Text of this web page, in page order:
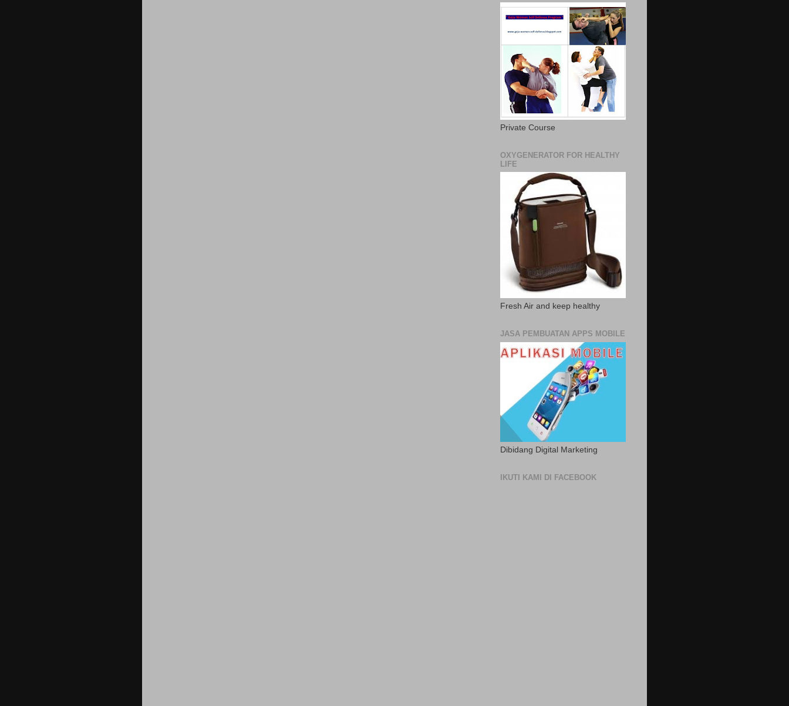
Private Course
OXYGENERATOR FOR HEALTHY
LIFE
Fresh Air and keep healthy
JASA PEMBUATAN APPS MOBILE
Dibidang Digital Marketing
IKUTI KAMI DI FACEBOOK